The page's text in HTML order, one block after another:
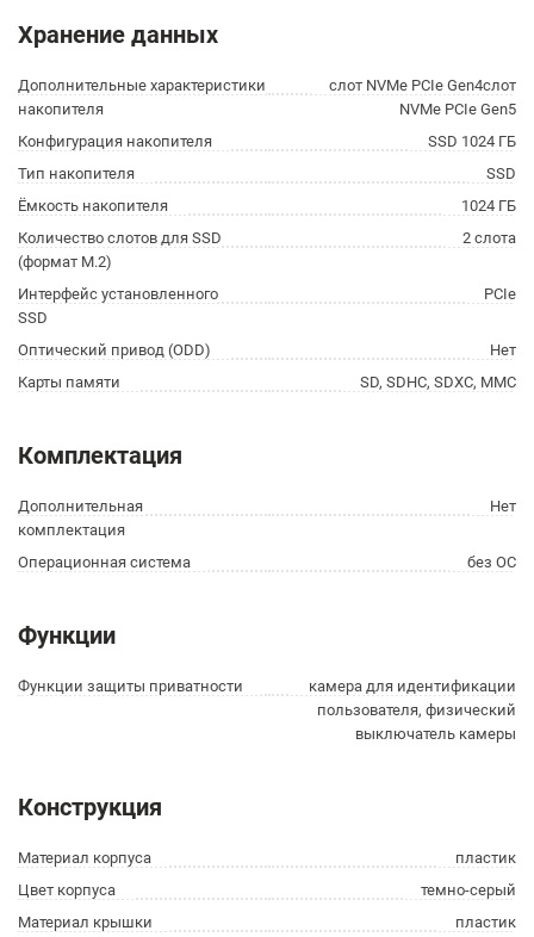
Хранение данных
Дополнительные характеристики
накопителя
слот NVMe PCIe Gen4слот
NVMe PCIe Gen5
Конфигурация накопителя
SSD 1024 ГБ
Тип накопителя
SSD
Ёмкость накопителя
1024 ГБ
Количество слотов для SSD
(формат M.2)
2 слота
Интерфейс установленного
SSD
PCIe
Оптический привод (ODD)
Нет
Карты памяти
SD, SDHC, SDXC, MMC
Комплектация
Дополнительная
комплектация
Нет
Операционная система без ОС
Функции
Функции защиты приватности
камера для идентификации
пользователя, физический
выключатель камеры
Конструкция
Материал корпуса
пластик
Цвет корпуса
темно-серый
Материал крышки
пластик